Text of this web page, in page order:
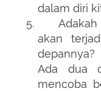
dalam diri
5.
akan
depannya?
Ada dua
mencoba